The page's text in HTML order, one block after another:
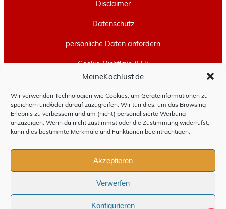
MeineKochlust.de
Wir verwenden Technologien wie Cookies, um Geräteinformationen zu
speichern und/oder darauf zuzugreifen. Wir tun dies, um das Browsing-
Erlebnis zu verbessern und um (nicht) personalisierte Werbung
anzuzeigen. Wenn du nicht zustimmst oder die Zustimmung widerrufst,
kann dies bestimmte Merkmale und Funktionen beeinträchtigen.
Akzeptieren
Verwerfen
Konfigurieren
Disclaimer
Datenschutz
persönliche Daten anfordern
Cookie-Richtlinie (EU)